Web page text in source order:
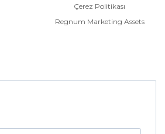
Çerez Politikası
Regnum Marketing Assets